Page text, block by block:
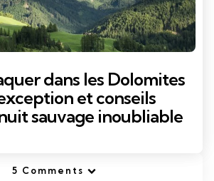
dans les Dolomites
et conseils
sauvage inoubliable
5 Comments